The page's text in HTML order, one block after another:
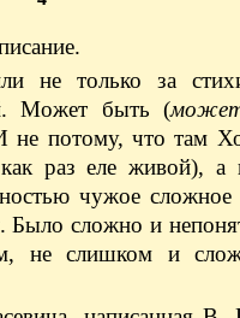
не только за
Может быть (
потому, что там
раз еле живой), а
чужое сложное
Было сложно и
не слишком и